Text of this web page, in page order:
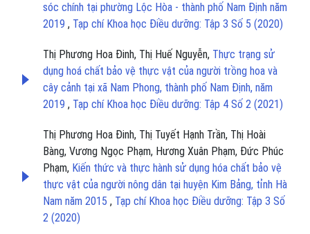
sóc chính tại phường Lộc Hòa - thành phố Nam Định năm
2019 , Tạp chí Khoa học Điều dưỡng: Tập 3 Số 5 (2020)
Thị Phương Hoa Đinh, Thị Huế Nguyễn, Thực trạng sử
dụng hoá chất bảo vệ thực vật của người trồng hoa và
cây cảnh tại xã Nam Phong, thành phố Nam Định, năm
2019 , Tạp chí Khoa học Điều dưỡng: Tập 4 Số 2 (2021)
Thị Phương Hoa Đinh, Thị Tuyết Hạnh Trần, Thị Hoài
Bàng, Vương Ngọc Phạm, Hương Xuân Phạm, Đức Phúc
Phạm, Kiến thức và thực hành sử dụng hóa chất bảo vệ
thực vật của người nông dân tại huyện Kim Bảng, tỉnh Hà
Nam năm 2015 , Tạp chí Khoa học Điều dưỡng: Tập 3 Số
2 (2020)